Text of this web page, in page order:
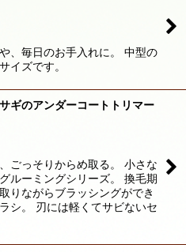
、毎日のお手入れに。 中型の
イズです。
ギのアンダーコートトリマー
ごっそりからめ取る。 小さな
ルーミングシリーズ。 換毛期
りながらブラッシングができ
シ。 刃には軽くてサビないセ